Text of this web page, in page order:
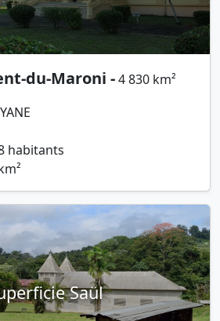
du-Maroni -4 830 km²
habitants
Saül